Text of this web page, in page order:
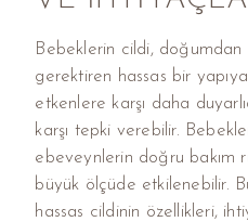
Bebeklerin cildi, doğumdan
gerektiren hassas bir
etkenlere karşı daha
karşı tepki verebilir.
ebeveynlerin doğru bakım
büyük ölçüde etkilenebilir.
hassas cildinin özellikleri,